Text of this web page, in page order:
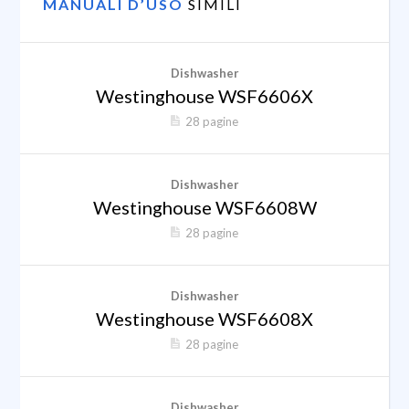
MANUALI D’USO SIMILI
Dishwasher
Westinghouse WSF6606X
28 pagine
Dishwasher
Westinghouse WSF6608W
28 pagine
Dishwasher
Westinghouse WSF6608X
28 pagine